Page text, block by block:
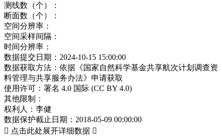
测线数（个）：
断面数（个）：
空间分辨率：
空间采样间隔：
时间分辨率：
数据提交日期： 2024-10-15 15:00:00
数据获取方法： 依据《国家自然科学基金共享航次计划调查资
料管理与共享服务办法》申请获取
使用许可： 署名 4.0 国际 (CC BY 4.0)
其他限制：
权利人： 李健
数据保护截止日期： 2018-05-09 00:00:00
 点击此处展开详细数据 